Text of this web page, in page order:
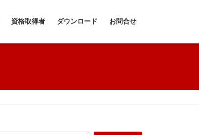
資格取得者 ダウンロード お問合せ